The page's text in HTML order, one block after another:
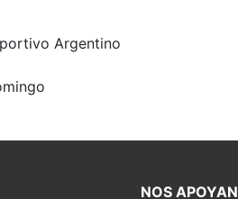
Argentino
NOS APOYAN